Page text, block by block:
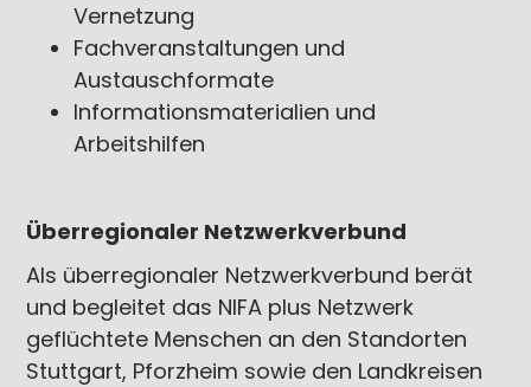
Vernetzung
Fachveranstaltungen und
Austauschformate
Informationsmaterialien und
Arbeitshilfen
Überregionaler Netzwerkverbund
Als überregionaler Netzwerkverbund berät
und begleitet das NIFA plus Netzwerk
geflüchtete Menschen an den Standorten
Stuttgart, Pforzheim sowie den Landkreisen